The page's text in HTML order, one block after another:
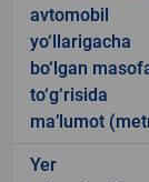
avtomobil
yo‘llarigacha
bo‘lgan
to‘g‘risida
ma’lumot
Yer